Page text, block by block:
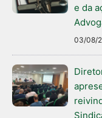
e da
03/08/